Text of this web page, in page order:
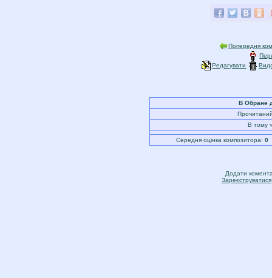
Попередня
Редагувати
В Обране
Прочитаний
В тому
Середня оцінка композитора:0
Додати
Зареєструватися